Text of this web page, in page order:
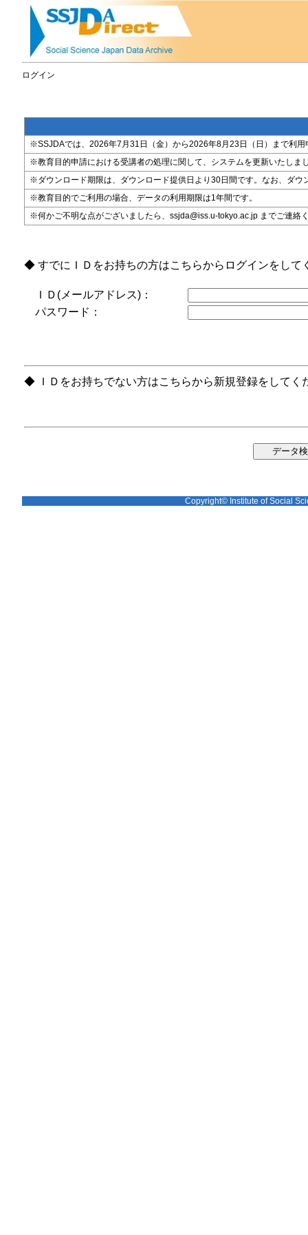
ログイン
※SSJDAでは、2026年7月31日（金）から2026年8月23日（日）まで利
※教育目的申請における受講者の処理に関して、システムを更新いたしま
※ダウンロード期限は、ダウンロード提供日より30日間です。なお、ダ
※教育目的でご利用の場合、データの利用期限は1年間です。
※何かご不明な点がございましたら、ssjda@iss.u-tokyo.ac.jp までご連絡
◆ すでにＩＤをお持ちの方はこちらからログインをして
ＩＤ(メールアドレス)：
パスワード：
◆ ＩＤをお持ちでない方はこちらから新規登録をしてく
Copyright© Institute of Social